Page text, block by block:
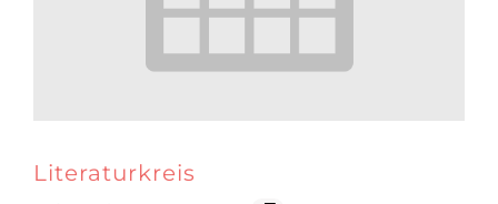
Literaturkreis